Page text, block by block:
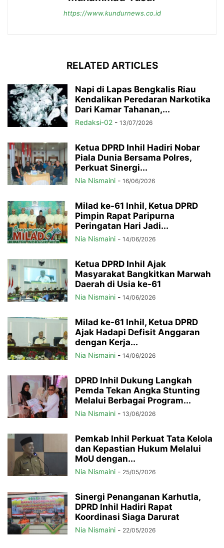
https://www.kundurnews.co.id
RELATED ARTICLES
Napi di Lapas Bengkalis Riau
Kendalikan Peredaran Narkotika
Dari Kamar Tahanan,...
Redaksi-02 - 13/07/2026
Ketua DPRD Inhil Hadiri Nobar
Piala Dunia Bersama Polres,
Perkuat Sinergi...
Nia Nismaini - 16/06/2026
Milad ke-61 Inhil, Ketua DPRD
Pimpin Rapat Paripurna
Peringatan Hari Jadi...
Nia Nismaini - 14/06/2026
Ketua DPRD Inhil Ajak
Masyarakat Bangkitkan Marwah
Daerah di Usia ke-61
Nia Nismaini - 14/06/2026
Milad ke-61 Inhil, Ketua DPRD
Ajak Hadapi Defisit Anggaran
dengan Kerja...
Nia Nismaini - 14/06/2026
DPRD Inhil Dukung Langkah
Pemda Tekan Angka Stunting
Melalui Berbagai Program...
Nia Nismaini - 13/06/2026
Pemkab Inhil Perkuat Tata Kelola
dan Kepastian Hukum Melalui
MoU dengan...
Nia Nismaini - 25/05/2026
Sinergi Penanganan Karhutla,
DPRD Inhil Hadiri Rapat
Koordinasi Siaga Darurat
Nia Nismaini - 22/05/2026